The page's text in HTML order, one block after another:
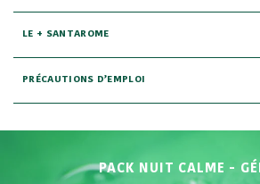
LE + SANTAROME
PRÉCAUTIONS D’EMPLOI
PACK NUIT CALME -